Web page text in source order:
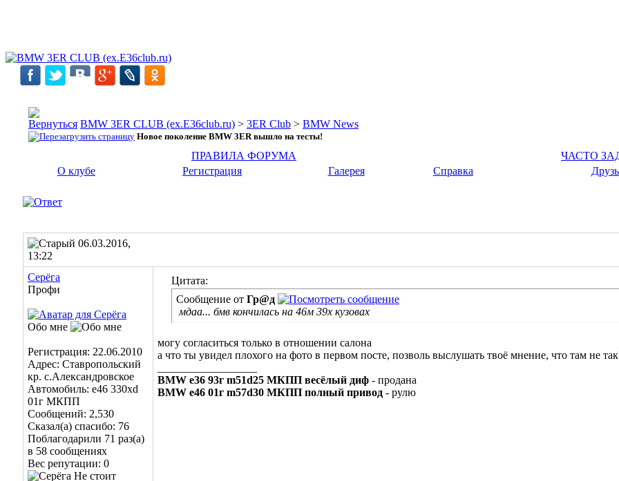
BMW 3ER CLUB (ex.E36club.ru) > 3ER Club > BMW News
Новое поколение BMW 3ER вышло на тесты!
ПРАВИЛА ФОРУМА
ЧАСТО
О клубе
Регистрация Галерея Справка
06.03.2016,
13:22
Cepёгa
Профи
Обо мне
Регистрация: 22.06.2010
Адрес: Ставропольский
кр. с.Александровское
Автомобиль: е46 330xd
01г МКПП
Сообщений: 2,530
Сказал(а) спасибо: 76
Поблагодарили 71 раз(а)
в 58 сообщениях
Вес репутации: 0
Цитата:
Сообщение от Гр@д
мдаа... бмв кончилась на 46м 39х кузовах
могу согласиться только в отношении салона
а что ты увидел плохого на фото в первом посте, позволь выслушать твоё мнение, что там не
BMW e36 93г m51d25 МКПП весёлый диф - продана
BMW e46 01г m57d30 МКПП полный привод - рулю